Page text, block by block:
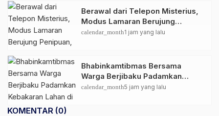
Berawal dari Telepon Misterius,
Modus Lamaran Berujung
Penipuan, Pria di Sidrap
calendar_month1 jam yang lalu
Bhabinkamtibmas Bersama
Warga Berjibaku Padamkan
Kebakaran Lahan di Kawasan
calendar_month5 jam yang lalu
KOMENTAR (0)